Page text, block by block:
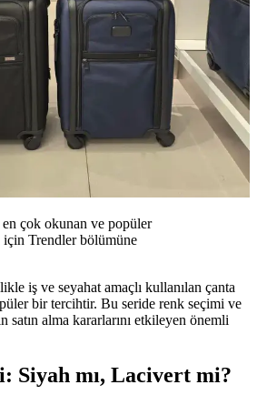
çok okunan ve popüler
Trendler bölümüne
iş ve seyahat amaçlı kullanılan çanta
bir tercihtir. Bu seride renk seçimi ve
satın alma kararlarını etkileyen önemli
Siyah mı, Lacivert mi?